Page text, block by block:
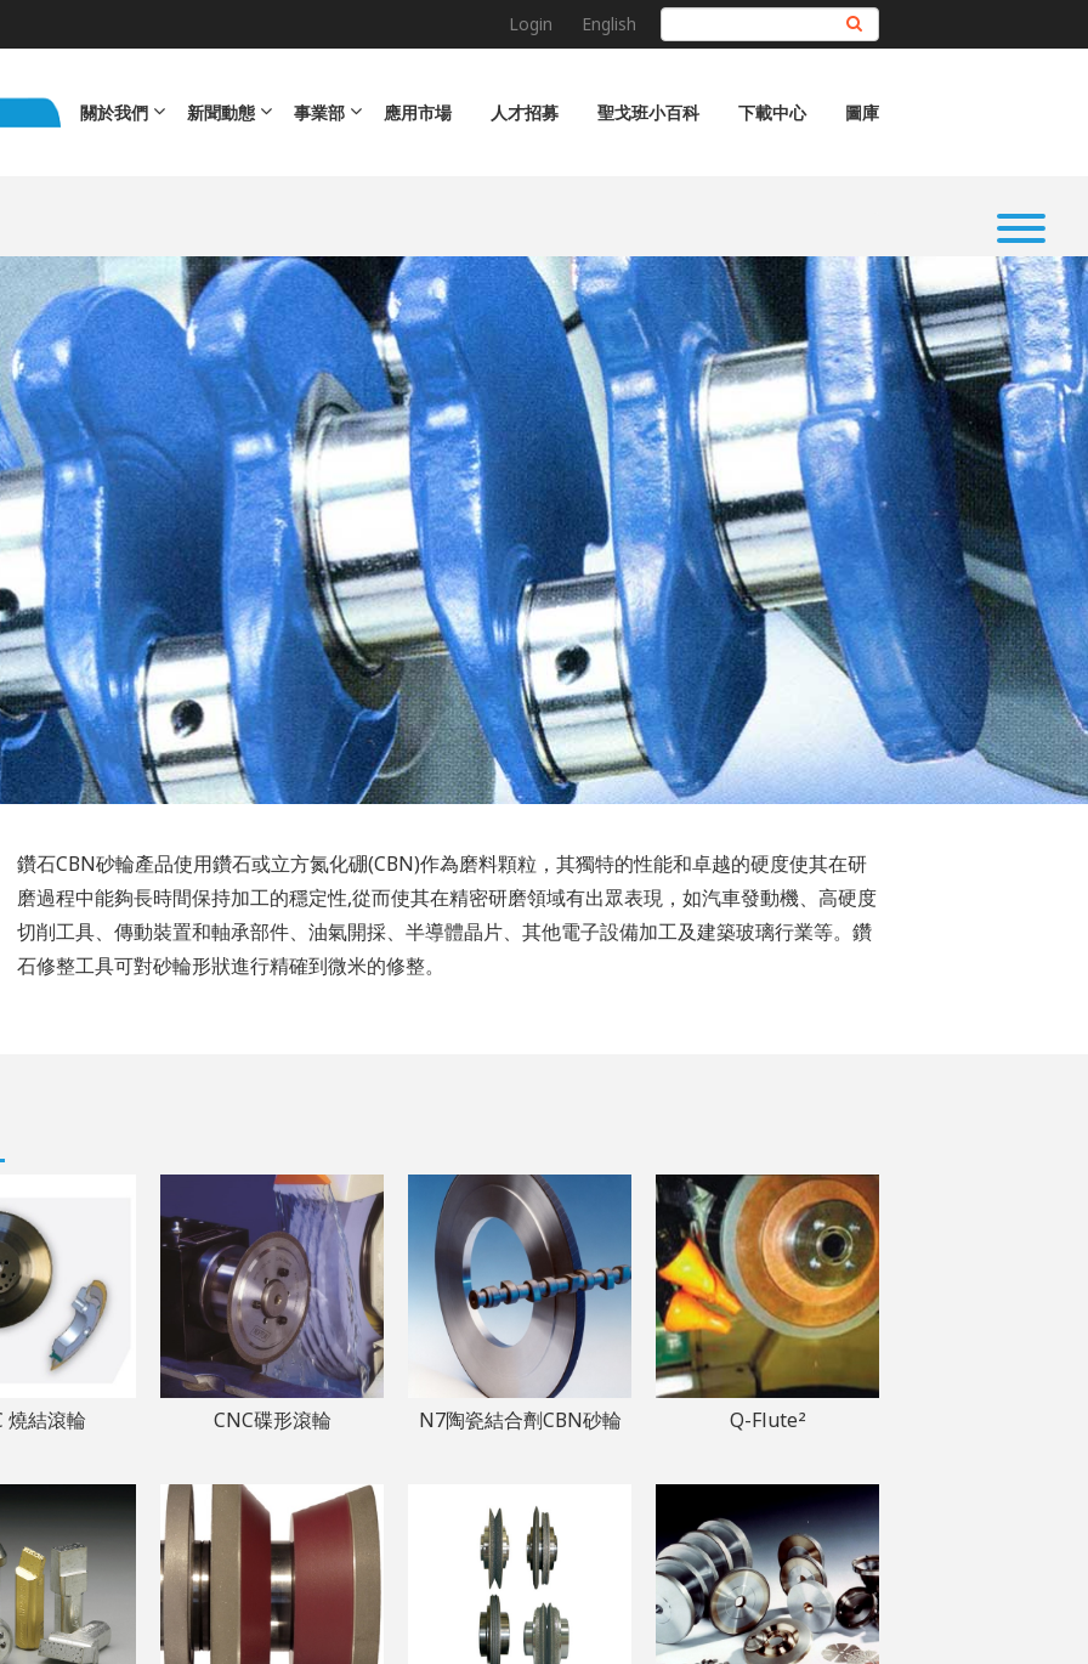
Login English
關於我們 新聞動態 事業部 應用市場 人才招募 聖戈班小百科 下載中心 圖庫
鑽石CBN砂輪產品使用鑽石或立方氮化硼(CBN)作為磨料顆粒，其獨特的性能和卓越的硬度使其在研
磨過程中能夠長時間保持加工的穩定性,從而使其在精密研磨領域有出眾表現，如汽車發動機、高硬度
切削工具、傳動裝置和軸承部件、油氣開採、半導體晶片、其他電子設備加工及建築玻璃行業等。鑽
石修整工具可對砂輪形狀進行精確到微米的修整。
燒結滾輪 CNC碟形滾輪 N7陶瓷結合劑CBN砂輪 Q-Flute²